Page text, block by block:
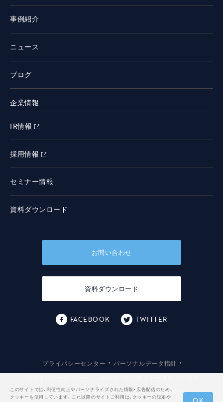
事例紹介
ニュース
ブログ
企業情報
IR情報
採用情報
セミナー情報
資料ダウンロード
お問い合わせ
資料ダウンロード
FACEBOOK TWITTER
プライバシーセンター ・ パーソナルデータ指針 ・
広告品質への取り組み ・ Privacy Policy (English)
このサイトでは、利便性向上やパーソナライズされた情報・広告配信のため、
クッキーを使用しています。これ以降のサイトご利用は、クッキーの設定や